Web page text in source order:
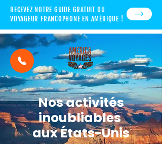
RECEVEZ NOTRE GUIDE GRATUIT DU
VOYAGEUR FRANCOPHONE EN AMÉRIQUE !
Nos activités
inoubliables
aux États-Unis